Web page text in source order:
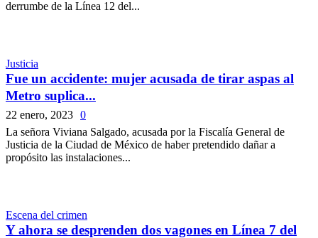
derrumbe de la Línea 12 del...
Justicia
Fue un accidente: mujer acusada de tirar aspas al
Metro suplica...
22 enero, 2023 0
La señora Viviana Salgado, acusada por la Fiscalía General de
Justicia de la Ciudad de México de haber pretendido dañar a
propósito las instalaciones...
Escena del crimen
Y ahora se desprenden dos vagones en Línea 7 del